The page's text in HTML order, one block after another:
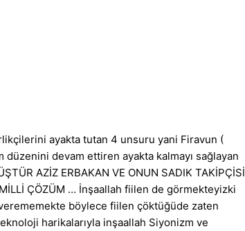
ayakta tutan 4 unsuru yani Firavun (
düzenini devam ettiren ayakta kalmayı sağlayan
AZİZ ERBAKAN VE ONUN SADIK TAKİPÇİSİ
ÇÖZÜM … İnşaallah fiilen de görmekteyizki
böylece fiilen çöktüğüde zaten
harikalarıyla inşaallah Siyonizm ve